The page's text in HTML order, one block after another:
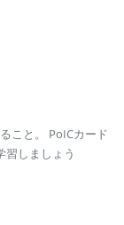
こと。 PoICカード
習しましょう